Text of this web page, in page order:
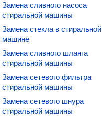
Замена сливного насоса
стиральной машины
Замена стекла в стиральной
машине
Замена сливного шланга
стиральной машины
Замена сетевого фильтра
стиральной машины
Замена сетевого шнура
стиральной машины